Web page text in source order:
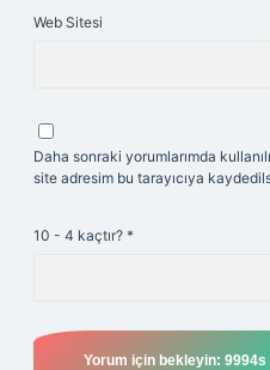
Web Sitesi
Daha sonraki yorumlarımda
site adresim bu tarayıcıya
10 - 4 kaçtır? *